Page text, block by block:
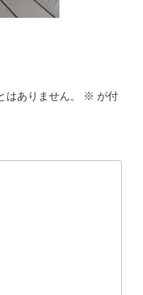
ありません。 ※ が付